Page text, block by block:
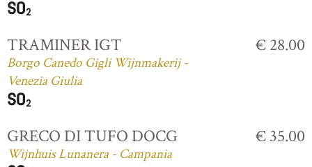
TRAMINER IGT
Borgo Canedo Gigli Wijnmakerij -
Venezia Giulia
€ 28.00
GRECO DI TUFO DOCG
Wijnhuis Lunanera - Campania
€ 35.00